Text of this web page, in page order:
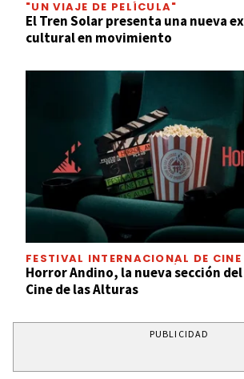
"UN VIAJE DE PELÍCULA"
El Tren Solar presenta una nueva
cultural en movimiento
FESTIVAL INTERNACIONAL DE CINE
ALTURAS INCORPORARÁ
Horror Andino, la nueva sección
Cine de las Alturas
PUBLICIDAD